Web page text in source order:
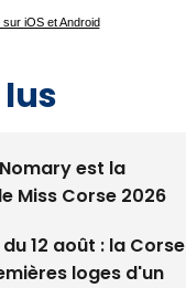
lus
est la
Miss Corse 2026
du 12 août : la Corse
loges d'un